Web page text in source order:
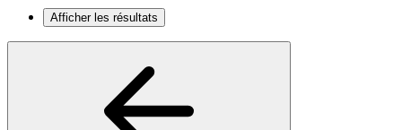
Afficher les résultats